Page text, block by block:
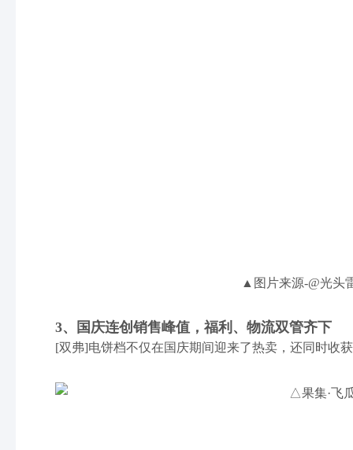
▲图片来源-@光头
3、国庆连创销售峰值，福利、物流双管齐下
[双弗]电饼档不仅在国庆期间迎来了热卖，还同时收